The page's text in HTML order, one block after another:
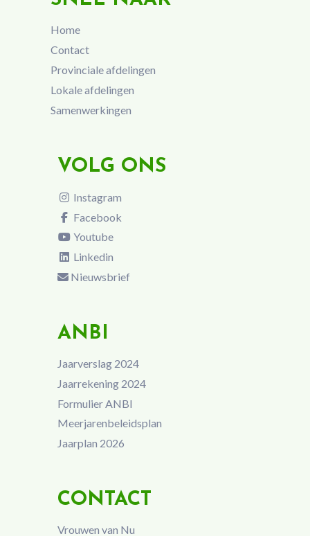
Home
Contact
Provinciale afdelingen
Lokale afdelingen
Samenwerkingen
VOLG ONS
Instagram
Facebook
Youtube
Linkedin
Nieuwsbrief
ANBI
Jaarverslag 2024
Jaarrekening 2024
Formulier ANBI
Meerjarenbeleidsplan
Jaarplan 2026
CONTACT
Vrouwen van Nu